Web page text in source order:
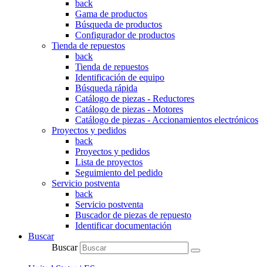
back
Gama de productos
Búsqueda de productos
Configurador de productos
Tienda de repuestos
back
Tienda de repuestos
Identificación de equipo
Búsqueda rápida
Catálogo de piezas - Reductores
Catálogo de piezas - Motores
Catálogo de piezas - Accionamientos electrónicos
Proyectos y pedidos
back
Proyectos y pedidos
Lista de proyectos
Seguimiento del pedido
Servicio postventa
back
Servicio postventa
Buscador de piezas de repuesto
Identificar documentación
Buscar
Buscar